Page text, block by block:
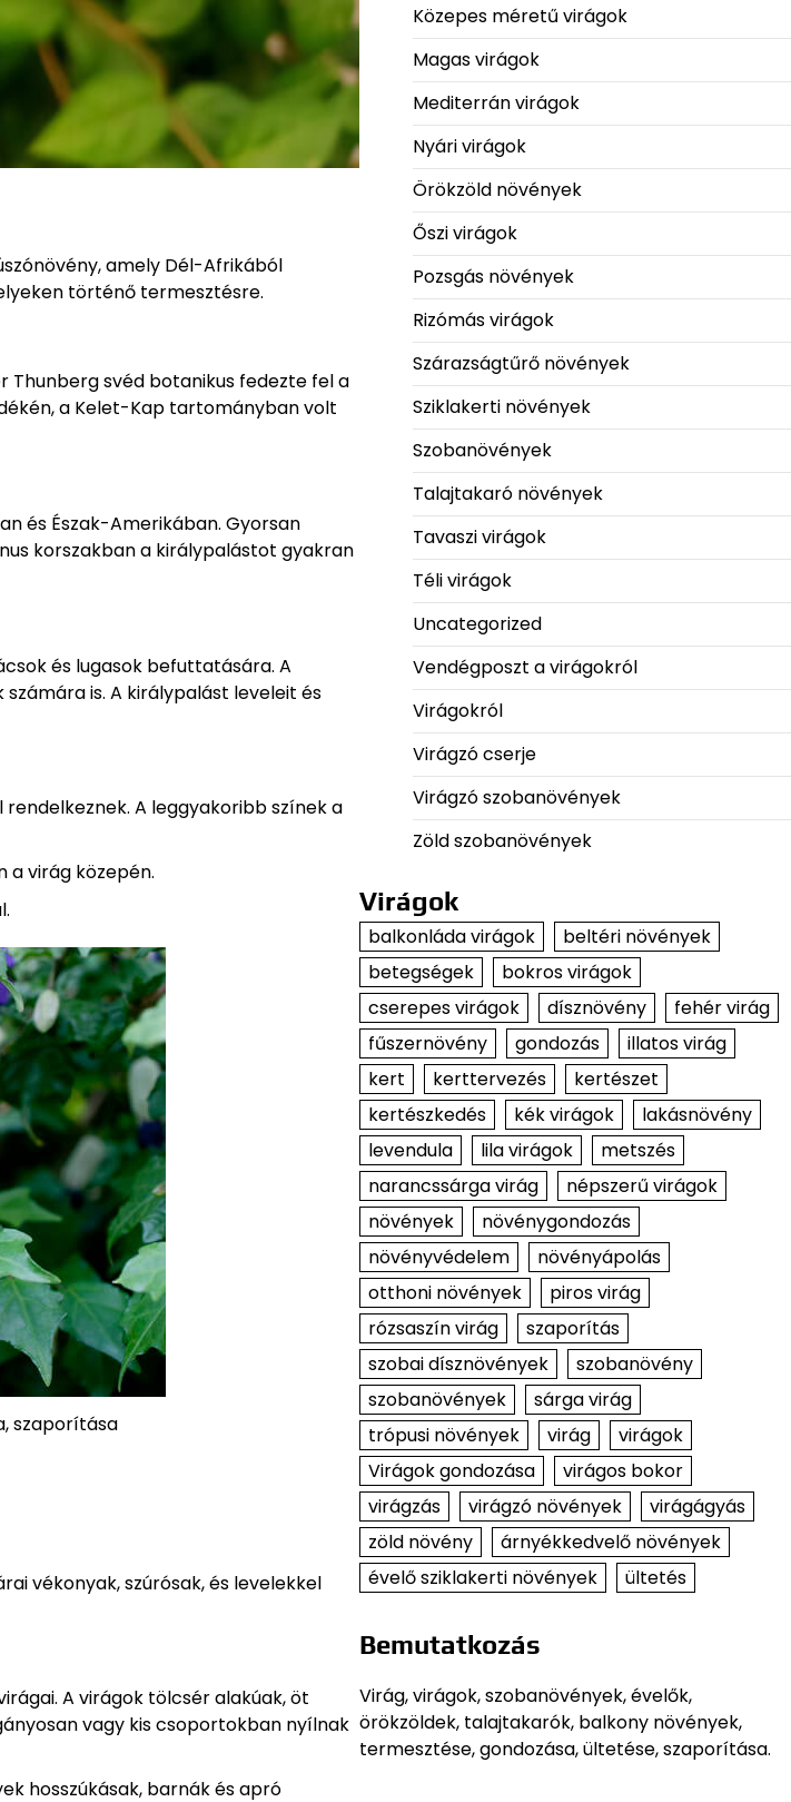
amely Dél-Afrikából
történő termesztésre.
svéd botanikus fedezte fel a
a Kelet-Kap tartományban volt
és Észak-Amerikában. Gyorsan
korszakban a királypalástot gyakran
és lugasok befuttatására. A
is. A királypalást leveleit és
A leggyakoribb színek a
a virág közepén.
szaporítása
vékonyak, szúrósak, és levelekkel
A virágok tölcsér alakúak, öt
vagy kis csoportokban nyílnak
hosszúkásak, barnák és apró
Közepes méretű virágok
Magas virágok
Mediterrán virágok
Nyári virágok
Örökzöld növények
Őszi virágok
Pozsgás növények
Rizómás virágok
Szárazságtűrő növények
Sziklakerti növények
Szobanövények
Talajtakaró növények
Tavaszi virágok
Téli virágok
Uncategorized
Vendégposzt a virágokról
Virágokról
Virágzó cserje
Virágzó szobanövények
Zöld szobanövények
Virágok
balkonláda virágok
beltéri növények
betegségek
bokros virágok
cserepes virágok
dísznövény
fehér virág
fűszernövény
gondozás
illatos virág
kert
kerttervezés
kertészet
kertészkedés
kék virágok
lakásnövény
levendula
lila virágok
metszés
narancssárga virág
népszerű virágok
növények
növénygondozás
növényvédelem
növényápolás
otthoni növények
piros virág
rózsaszín virág
szaporítás
szobai dísznövények
szobanövény
szobanövények
sárga virág
trópusi növények
virág
virágok
Virágok gondozása
virágos bokor
virágzás
virágzó növények
virágágyás
zöld növény
árnyékkedvelő növények
évelő sziklakerti növények
ültetés
Bemutatkozás
Virág, virágok, szobanövények, évelők,
örökzöldek, talajtakarók, balkony növények,
termesztése, gondozása, ültetése, szaporítása.